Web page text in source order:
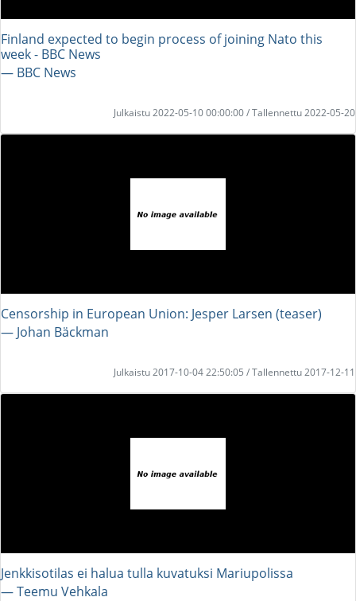
Finland expected to begin process of joining Nato this
week - BBC News
― BBC News
Julkaistu 2022-05-10 00:00:00 / Tallennettu 2022-05-20
Censorship in European Union: Jesper Larsen (teaser)
― Johan Bäckman
Julkaistu 2017-10-04 22:50:05 / Tallennettu 2017-12-11
Jenkkisotilas ei halua tulla kuvatuksi Mariupolissa
― Teemu Vehkala